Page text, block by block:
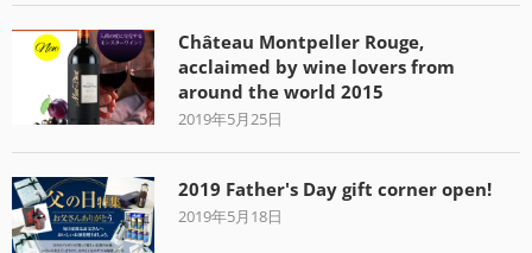
Château Montpeller Rouge,
acclaimed by wine lovers from
around the world 2015
2019年5月25日
2019 Father's Day gift corner open!
2019年5月18日